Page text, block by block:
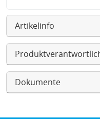
Artikelinfo
Dokumente